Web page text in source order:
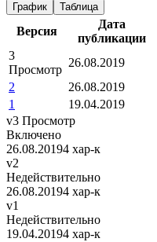
График Таблица
Версия
Дата
публикации
3
Просмотр
26.08.2019
2
26.08.2019
1
19.04.2019
v3 Просмотр
Включено
26.08.20194 хар-к
v2
Недействительно
26.08.20194 хар-к
v1
Недействительно
19.04.20194 хар-к